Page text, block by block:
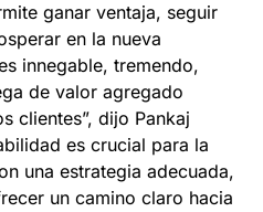
ganar ventaja, seguir
en la nueva
innegable, tremendo,
de valor agregado
clientes”, dijo Pankaj
es crucial para la
una estrategia adecuada,
un camino claro hacia